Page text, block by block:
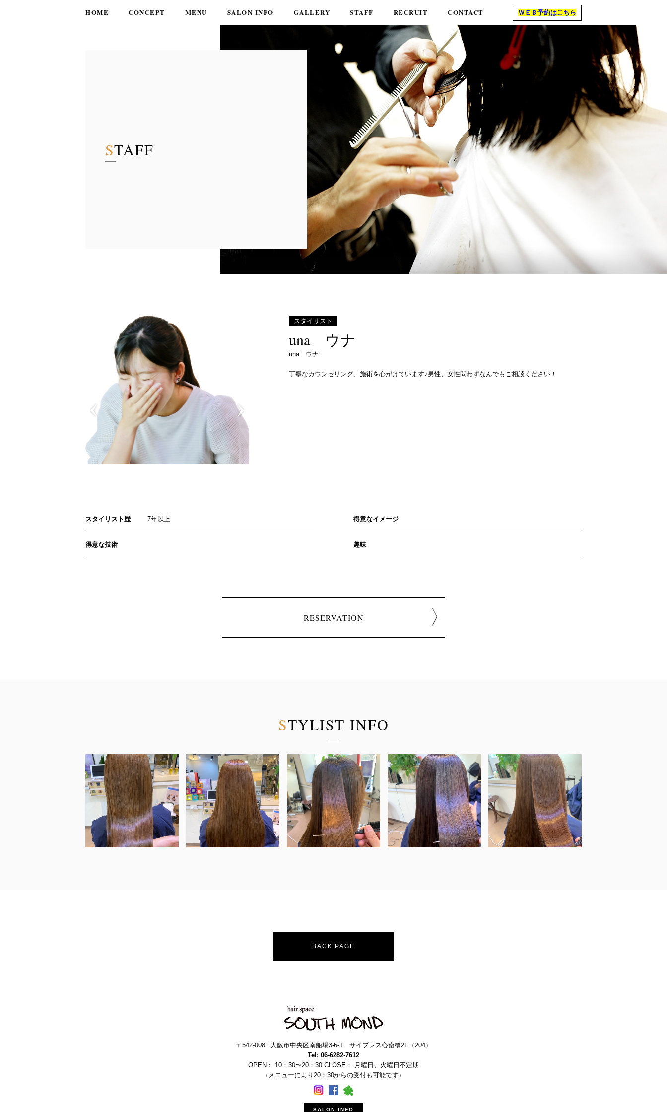
HOME CONCEPT MENU SALON INFO GALLERY STAFF RECRUIT CONTACT ＷＥＢ予約はこちら
STAFF
スタイリスト
una ウナ
una ウナ
丁寧なカウンセリング、施術を心がけています♪男性、女性問わずなんでもご相談ください！
スタイリスト歴 7年以上
得意な技術
得意なイメージ
趣味
RESERVATION
STYLIST INFO
BACK PAGE
〒542-0081 大阪市中央区南船場3-6-1 サイプレス心斎橋2F（204）
Tel: 06-6282-7612
OPEN： 10：30〜20：30 CLOSE： 月曜日、火曜日不定期
（メニューにより20：30からの受付も可能です）
SALON INFO